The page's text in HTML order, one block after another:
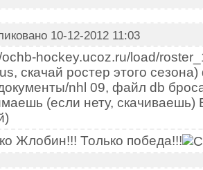
10-12-2012 11:03
ochb-hockey.ucoz.ru/load/
скачай ростер этого
nhl 09, файл db
(если нету,
Жлобин!!! Только победа!!!